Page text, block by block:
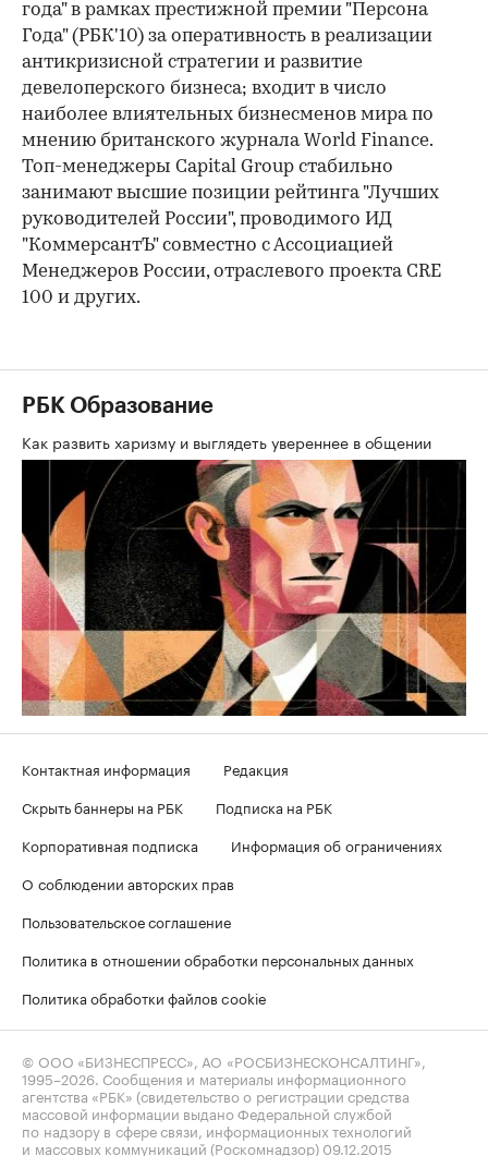
года" в рамках престижной премии "Персона
Года" (РБК'10) за оперативность в реализации
антикризисной стратегии и развитие
девелоперского бизнеса; входит в число
наиболее влиятельных бизнесменов мира по
мнению британского журнала World Finance.
Топ-менеджеры Capital Group стабильно
занимают высшие позиции рейтинга "Лучших
руководителей России", проводимого ИД
"КоммерсантЪ" совместно с Ассоциацией
Менеджеров России, отраслевого проекта CRE
100 и других.
РБК Образование
Как развить харизму и выглядеть увереннее в общении
Контактная информация
Редакция
Скрыть баннеры на РБК
Подписка на РБК
Корпоративная подписка
Информация об ограничениях
О соблюдении авторских прав
Пользовательское соглашение
Политика в отношении обработки персональных данных
Политика обработки файлов cookie
© ООО «БИЗНЕСПРЕСС», АО «РОСБИЗНЕСКОНСАЛТИНГ»,
1995–2026. Сообщения и материалы информационного
агентства «РБК» (свидетельство о регистрации средства
массовой информации выдано Федеральной службой
по надзору в сфере связи, информационных технологий
и массовых коммуникаций (Роскомнадзор) 09.12.2015